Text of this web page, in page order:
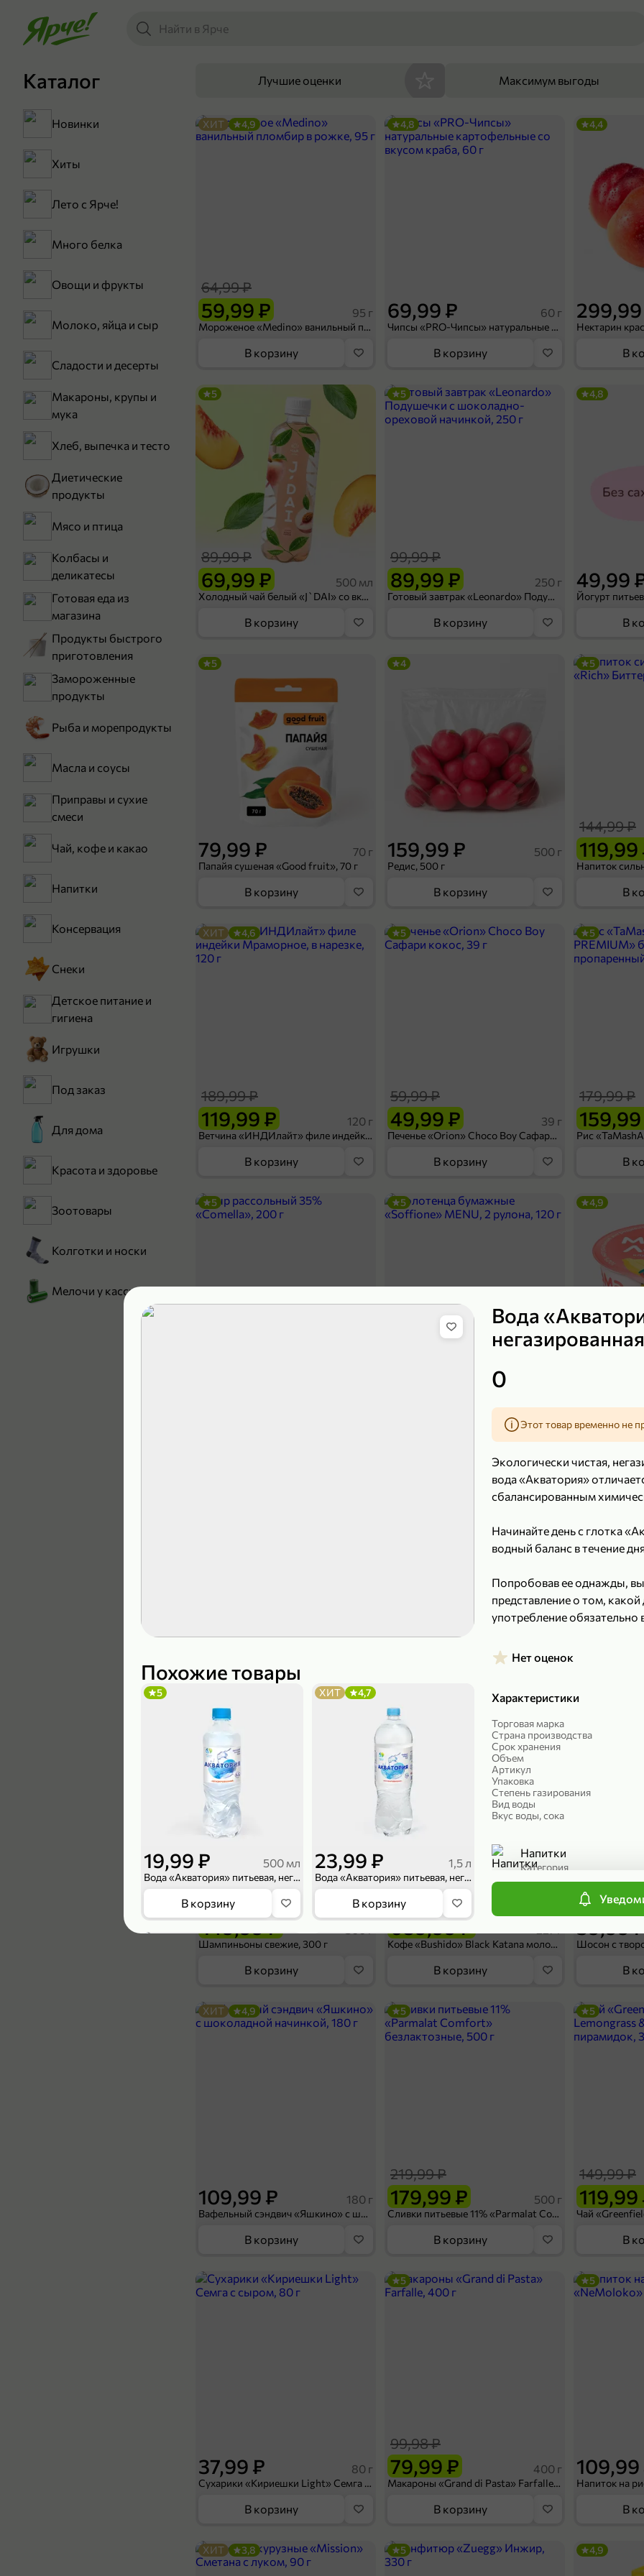
Похожие товары
19,99 ₽ 500 мл
Вода «Акватория» питьевая, негазированная, 500 мл
5
В корзину
23,99 ₽ 1,5 л
Вода «Акватория» питьевая, негазированная, 1,5 л
ХИТ 4,7
В корзину
Вода
0
Этот товар временно не
Экологически чистая,
вода «Акватория»
сбалансированным
Начинайте день с глотка
водный баланс в течение
Попробовав ее однажды, вы
представление о том,
употребление обязательно
Нет оценок
Характеристики
Торговая марка
Страна производства
Срок хранения
Объем
Артикул
Упаковка
Степень газирования
Вид воды
Вкус воды, сока
Напитки
Категория
Вода питьевая и
Подкатегория
Каталог
Новинки
Хиты
Лето с Ярче!
Много белка
Овощи и фрукты
Молоко, яйца и сыр
Сладости и десерты
Макароны, крупы и
мука
Хлеб, выпечка и тесто
Диетические
продукты
Мясо и птица
Колбасы и
деликатесы
Готовая еда из
магазина
Продукты быстрого
приготовления
Замороженные
продукты
Рыба и морепродукты
Масла и соусы
Приправы и сухие
смеси
Чай, кофе и какао
Напитки
Консервация
Снеки
Детское питание и
гигиена
Игрушки
Под заказ
Для дома
Красота и здоровье
Зоотовары
Колготки и носки
Мелочи у кассы
Лучшие оценки Максимум выгоды
59,99 ₽
64,99 ₽
95 г
Мороженое «Medino» ванильный пломбир в рожке, 95 г
ХИТ 4,9
В корзину
69,99 ₽ 60 г
Чипсы «PRO-Чипсы» натуральные картофельные со вкусом краба, 60 г
4,8
В корзину
Нектарин
4,4
В
69,99 ₽
89,99 ₽
500 мл
Холодный чай белый «J`DAI» со вкусом белого персика, 500 мл
5
В корзину
89,99 ₽
99,99 ₽
250 г
Готовый завтрак «Leonardo» Подушечки с шоколадно-ореховой начинкой, 250 г
5
В корзину
49,99
4,8
В
79,99 ₽ 70 г
Папайя сушеная «Good fruit», 70 г
5
В корзину
159,99 ₽ 500 г
Редис, 500 г
4
В корзину
119,99
144,99 ₽
5
В
119,99 ₽
189,99 ₽
120 г
Ветчина «ИНДИлайт» филе индейки Мраморное, в нарезке, 120 г
ХИТ 4,6
В корзину
49,99 ₽
59,99 ₽
39 г
Печенье «Orion» Choco Boy Сафари кокос, 39 г
5
В корзину
179,99 ₽
5
В
5
Полотенца бумажные «Soffione» MENU, 2 рулона, 120 г
5 4,9
В
189,99 ₽ 299,99 ₽
300 г
149,99 ₽
169,99 ₽
Шампиньоны свежие, 300 г
В корзину
689,99 ₽
839,99 ₽
Кофе «Bushido» Black Katana молотый, 227 г
В корзину
59,99
ХИТ
В
109,99 ₽ 180 г
Вафельный сэндвич «Яшкино» с шоколадной начинкой, 180 г
ХИТ 4,9
В корзину
179,99 ₽
219,99 ₽
500 г
Сливки питьевые 11% «Parmalat Comfort» безлактозные, 500 г
5
В корзину
119,99
149,99 ₽
5
В
37,99 ₽ 80 г
Сухарики «Кириешки Light» Семга с сыром, 80 г
В корзину
79,99 ₽
99,98 ₽
400 г
Макароны «Grand di Pasta» Farfalle, 400 г
5
В корзину
109,99
5
В
ХИТ 3,8 5 4,9